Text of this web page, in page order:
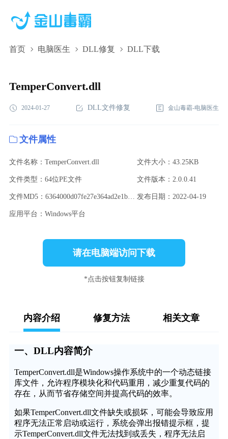
首页 电脑医生 DLL修复 DLL下载
TemperConvert.dll,TemperConvert.dll下载,TemperConvert.dll修复
TemperConvert.dll
2024-01-27 DLL文件修复 金山毒霸-电脑医生
文件属性
文件名称：TemperConvert.dll 文件大小：43.25KB
文件类型：64位PE文件 文件版本：2.0.0.41
文件MD5：6364000d07fe27e364ad2e1be546c12e 发布日期：2022-04-19
应用平台：Windows平台
请在电脑端访问下载
*点击按钮复制链接
内容介绍 修复方法 相关文章
一、DLL内容简介
TemperConvert.dll是Windows操作系统中的一个动态链接
库文件，允许程序模块化和代码重用，减少重复代码的
存在，从而节省存储空间并提高代码的效率。
如果TemperConvert.dll文件缺失或损坏，可能会导致应用
程序无法正常启动或运行，系统会弹出报错提示框，提
示TemperConvert.dll文件无法找到或丢失，程序无法启